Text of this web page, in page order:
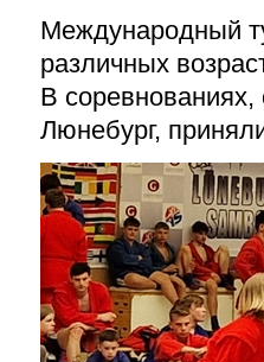
Международный
различных
В соревнованиях,
Люнебург,